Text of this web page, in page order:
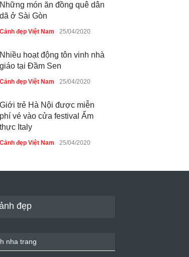
Những món ăn đồng quê dân
dã ở Sài Gòn
Cảnh đẹp Việt Nam 25/04/2020
Nhiều hoạt động tôn vinh nhà
giáo tại Đầm Sen
Cảnh đẹp Việt Nam 25/04/2020
Giới trẻ Hà Nội được miễn
phí vé vào cửa festival Ẩm
thực Italy
Cảnh đẹp Việt Nam 25/04/2020
Cảnh đẹp Việt Nam
đẹp
nha trang